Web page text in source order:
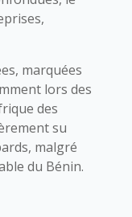
marquées
lors des
des
su
malgré
du Bénin.